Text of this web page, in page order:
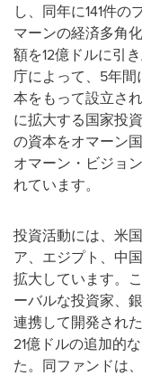
し、同年に141件
マーンの経済多角
額を12億ドルに引
庁によって、5年
本をもって設立さ
に拡大する国家投
の資本をオマーン
オマーン・ビジョ
れています。
投資活動には、米
ア、エジプト、中
拡大しています。
ーバルな投資家、
連携して開発され
21億ドルの追加的
た。同ファンドは